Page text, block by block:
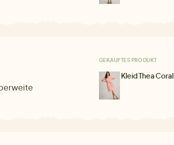
GEKAUFTES PRODUKT
Kleid Thea Coral